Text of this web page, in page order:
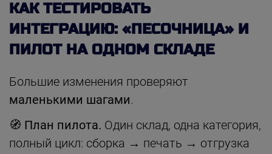
КАК ТЕСТИРОВАТЬ
ИНТЕГРАЦИЮ: «ПЕСОЧНИЦА» И
ПИЛОТ НА ОДНОМ СКЛАДЕ
Большие изменения проверяют
маленькими шагами.
🧭 План пилота. Один склад, одна категория,
полный цикл: сборка → печать → отгрузка